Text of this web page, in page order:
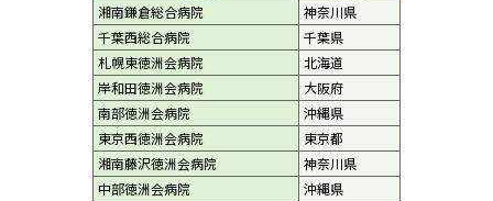
湘南鎌倉総合病院
神奈川県
千葉西総合病院
千葉県
札幌東徳洲会病院
北海道
岸和田徳洲会病院
大阪府
南部徳洲会病院
沖縄県
東京西徳洲会病院
東京都
湘南藤沢徳洲会病院
神奈川県
中部徳洲会病院
沖縄県